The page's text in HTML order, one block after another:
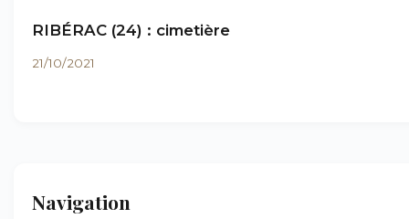
RIBÉRAC (24) : cimetière
21/10/2021
Navigation